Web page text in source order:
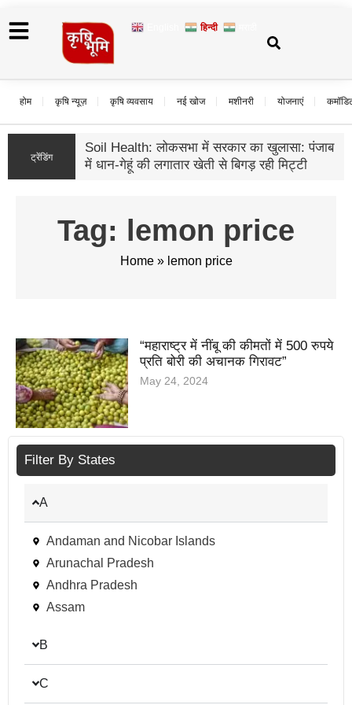
हिन्दी
होम कृषि न्यूज़ कृषि व्यवसाय नई खोज मशीनरी योजनाएं
ट्रेंडिंग
पंजाब खरीफ: अल
रकबा रिकॉर्ड स्तर पर,
Tag: lemon price
Home » lemon price
“महाराष्ट्र में नींबू की कीमतों में 500 रुपये
प्रति बोरी की अचानक गिरावट”
May 24, 2024
Filter By States
A
Andaman and Nicobar Islands
Arunachal Pradesh
Andhra Pradesh
Assam
B
C